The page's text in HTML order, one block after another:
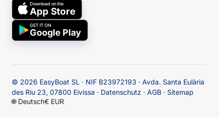
Download on the
App Store
GET IT ON
Google Play
© 2026 EasyBoat SL · NIF B23972193 · Avda. Santa Eulària
des Riu 23, 07800 Eivissa · Datenschutz · AGB · Sitemap
🌐 Deutsch€ EUR